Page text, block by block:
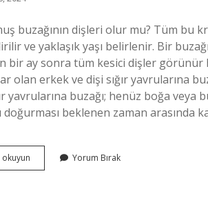
buzağının dişleri olur mu? Tüm
ve yaklaşık yaşı belirlenir. Bir
bir ay sonra tüm kesici dişler görünür
olan erkek ve dişi sığır yavrularına
yavrularına buzağı; henüz boğa
doğurması beklenen zaman arasında
okuyun Buzağıların
Dişleri
Yorum Bırak